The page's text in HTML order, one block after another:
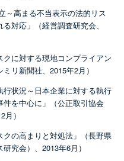
～高まる不当表示の法的リス
対応」（経営調査研究会、
クに対する現地コンプライアン
リ新聞社、2015年2月）
行状況～日本企業に対する執行
を中心に」（公正取引協会
）
クの高まりと対処法」（長野県
究会）、2013年6月）